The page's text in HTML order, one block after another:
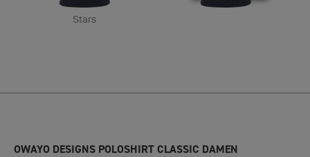
Stars
OWAYO DESIGNS POLOSHIRT CLASSIC DAMEN